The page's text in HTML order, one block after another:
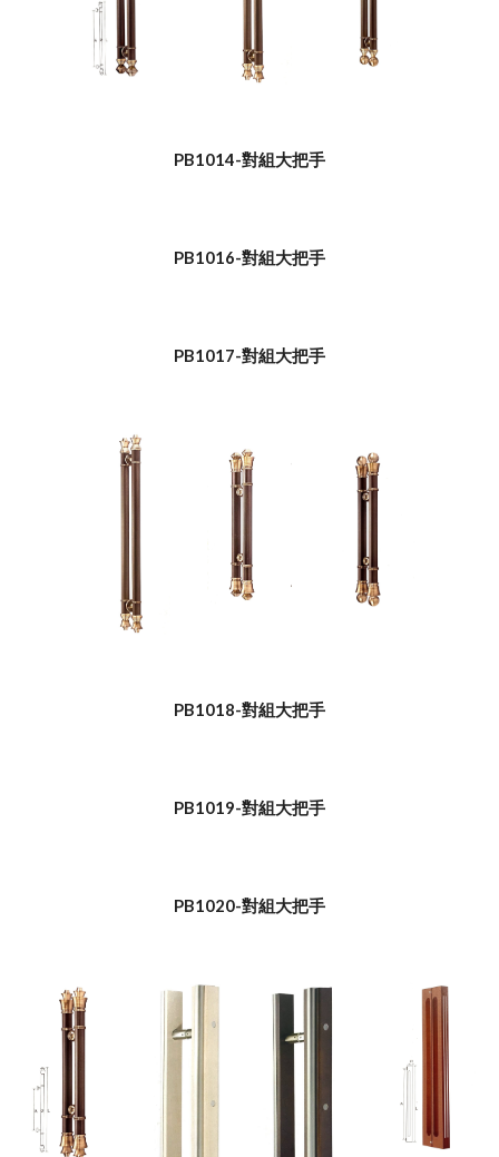
PB1014-對組大把手
PB1016-對組大把手
PB1017-對組大把手
PB1018-對組大把手
PB1019-對組大把手
PB1020-對組大把手